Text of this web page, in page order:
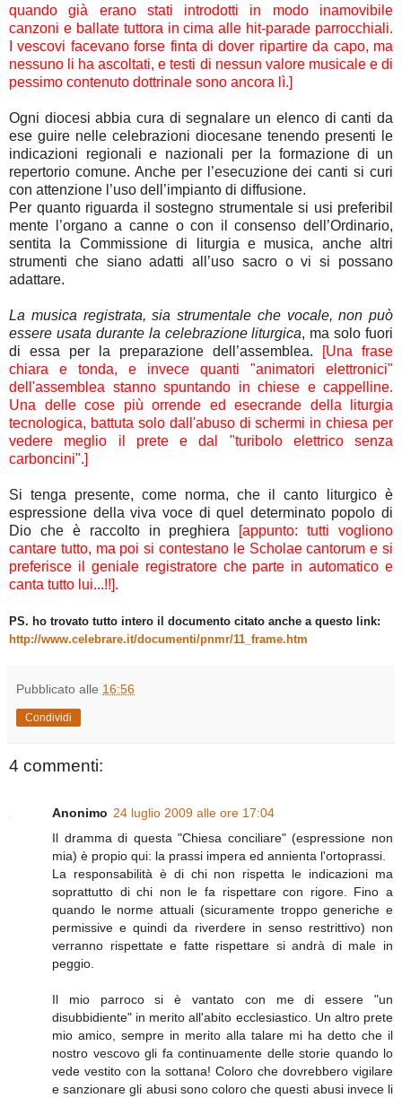
quando già erano stati introdotti in modo inamovibile
canzoni e ballate tuttora in cima alle hit-parade parrocchiali.
I vescovi facevano forse finta di dover ripartire da capo, ma
nessuno li ha ascoltati, e testi di nessun valore musicale e di
pessimo contenuto dottrinale sono ancora lì.]
Ogni diocesi abbia cura di segnalare un elenco di canti da
ese guire nelle celebrazioni diocesane tenendo presenti le
indicazioni regionali e nazionali per la formazione di un
repertorio comune. Anche per l’esecuzione dei canti si curi
con attenzione l’uso dell’impianto di diffusione.
Per quanto riguarda il sostegno strumentale si usi preferibil
mente l’organo a canne o con il consenso dell’Ordinario,
sentita la Commissione di liturgia e musica, anche altri
strumenti che siano adatti all’uso sacro o vi si possano
adattare.
La musica registrata, sia strumentale che vocale, non può
essere usata durante la celebrazione liturgica, ma solo fuori
di essa per la preparazione dell’assemblea. [Una frase
chiara e tonda, e invece quanti "animatori elettronici"
dell'assemblea stanno spuntando in chiese e cappelline.
Una delle cose più orrende ed esecrande della liturgia
tecnologica, battuta solo dall'abuso di schermi in chiesa per
vedere meglio il prete e dal "turibolo elettrico senza
carboncini".]
Si tenga presente, come norma, che il canto liturgico è
espressione della viva voce di quel determinato popolo di
Dio che è raccolto in preghiera [appunto: tutti vogliono
cantare tutto, ma poi si contestano le Scholae cantorum e si
preferisce il geniale registratore che parte in automatico e
canta tutto lui...!!].
PS. ho trovato tutto intero il documento citato anche a questo link:
http://www.celebrare.it/documenti/pnmr/11_frame.htm
Pubblicato alle 16:56
Condividi
4 commenti:
Anonimo 24 luglio 2009 alle ore 17:04
Il dramma di questa "Chiesa conciliare" (espressione non
mia) è propio qui: la prassi impera ed annienta l'ortoprassi.
La responsabilità è di chi non rispetta le indicazioni ma
soprattutto di chi non le fa rispettare con rigore. Fino a
quando le norme attuali (sicuramente troppo generiche e
permissive e quindi da riverdere in senso restrittivo) non
verranno rispettate e fatte rispettare si andrà di male in
peggio.
Il mio parroco si è vantato con me di essere "un
disubbidiente" in merito all'abito ecclesiastico. Un altro prete
mio amico, sempre in merito alla talare mi ha detto che il
nostro vescovo gli fa continuamente delle storie quando lo
vede vestito con la sottana! Coloro che dovrebbero vigilare
e sanzionare gli abusi sono coloro che questi abusi invece li